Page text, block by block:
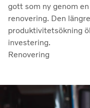
gott som ny genom
renovering. Den
produktivitetsökning
investering.
Renovering